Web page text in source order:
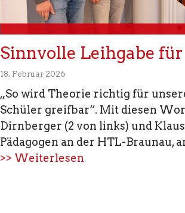
Sinnvolle Leihgabe
18. Februar 2026
„So wird Theorie richtig für
Schüler greifbar“. Mit diesen
Dirnberger (2 von links) und
Pädagogen an der HTL-Braunau,
>> Weiterlesen